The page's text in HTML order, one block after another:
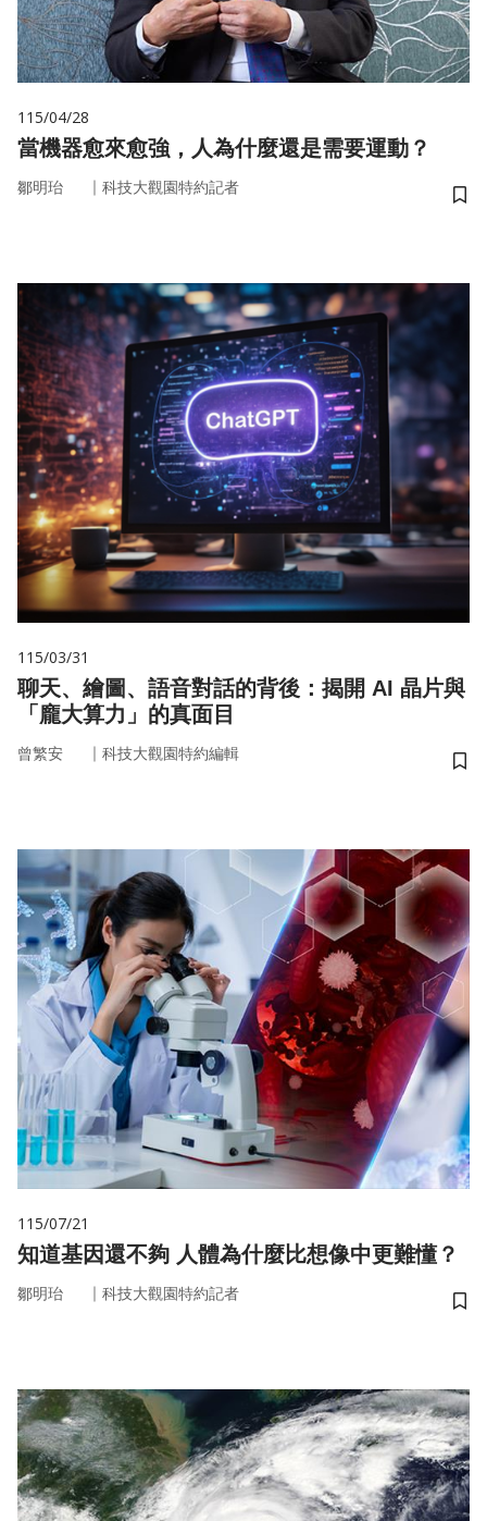
115/04/28
當機器愈來愈強，人為什麼還是需要運動？
鄒明珆 ｜ 科技大觀園特約記者
儲
115/03/31
聊天、繪圖、語音對話的背後：揭開 AI 晶片與
「龐大算力」的真面目
曾繁安 ｜ 科技大觀園特約編輯
儲
115/07/21
知道基因還不夠 人體為什麼比想像中更難懂？
鄒明珆 ｜ 科技大觀園特約記者
儲